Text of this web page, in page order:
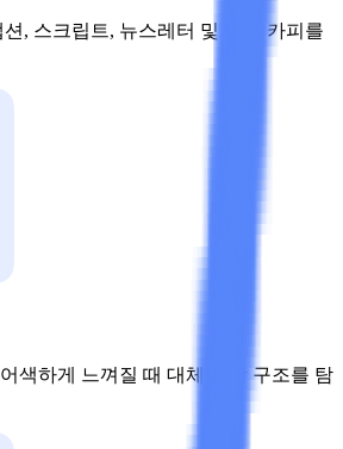
, 스크립트, 뉴스레터 및 홍보 카피를
색하게 느껴질 때 대체 문장 구조를 탐